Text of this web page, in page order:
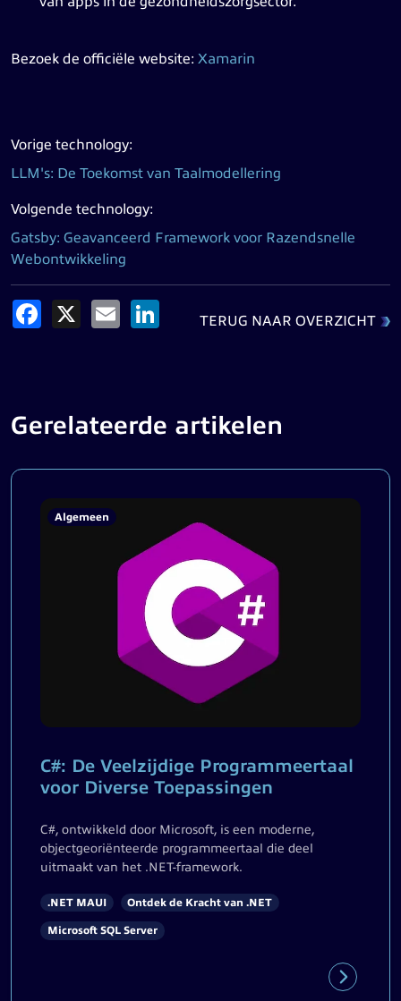
Bezoek de officiële website: Xamarin
Vorige technology:
LLM's: De Toekomst van Taalmodellering
Volgende technology:
Gatsby: Geavanceerd Framework voor Razendsnelle
Webontwikkeling
Facebook Email
TERUG NAAR OVERZICHT
Gerelateerde artikelen
Algemeen
C#: De Veelzijdige Programmeertaal
voor Diverse Toepassingen
C#, ontwikkeld door Microsoft, is een moderne,
objectgeoriënteerde programmeertaal die deel
uitmaakt van het .NET-framework​​​​​​​.
.NET MAUI Ontdek de Kracht van .NET
Microsoft SQL Server